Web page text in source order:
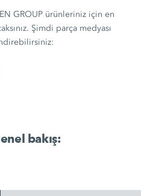
GROUP ürünleriniz için en
Şimdi parça medyası
bakış: